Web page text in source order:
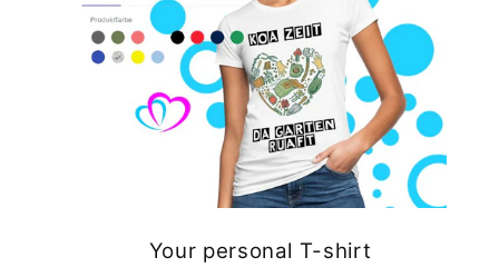
Your personal T-shirt